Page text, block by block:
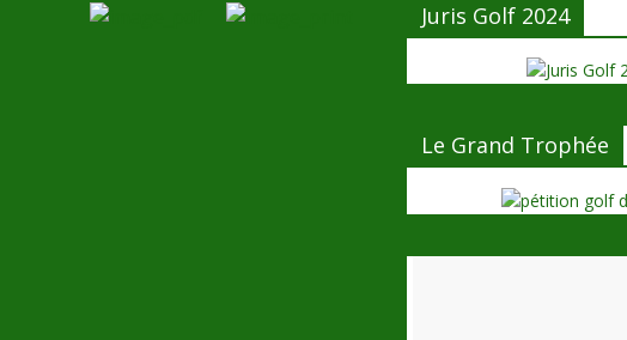
Juris Golf 2024
Le Grand Trophée